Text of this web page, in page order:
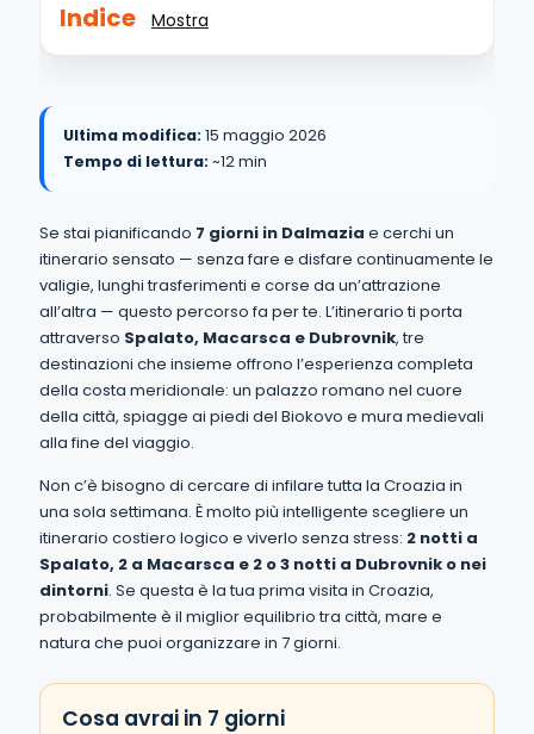
Indice Mostra
Ultima modifica: 15 maggio 2026
Tempo di lettura: ~12 min
Se stai pianificando 7 giorni in Dalmazia e cerchi un
itinerario sensato — senza fare e disfare continuamente le
valigie, lunghi trasferimenti e corse da un’attrazione
all’altra — questo percorso fa per te. L’itinerario ti porta
attraverso Spalato, Macarsca e Dubrovnik, tre
destinazioni che insieme offrono l’esperienza completa
della costa meridionale: un palazzo romano nel cuore
della città, spiagge ai piedi del Biokovo e mura medievali
alla fine del viaggio.
Non c’è bisogno di cercare di infilare tutta la Croazia in
una sola settimana. È molto più intelligente scegliere un
itinerario costiero logico e viverlo senza stress: 2 notti a
Spalato, 2 a Macarsca e 2 o 3 notti a Dubrovnik o nei
dintorni. Se questa è la tua prima visita in Croazia,
probabilmente è il miglior equilibrio tra città, mare e
natura che puoi organizzare in 7 giorni.
Cosa avrai in 7 giorni